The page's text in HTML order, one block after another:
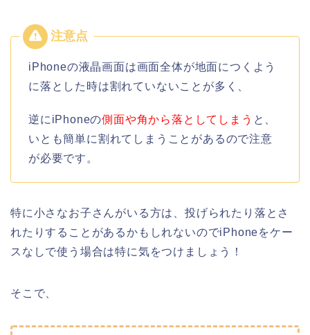
iPhoneの液晶画面は画面全体が地面につくよう
に落とした時は割れていないことが多く、
逆にiPhoneの側面や角から落としてしまう と、
いとも簡単に割れてしまうことがあるので注意
が必要です。
特に小さなお子さんがいる方は、投げられたり落とさ
れたりすることがあるかもしれないのでiPhoneをケー
スなしで使う場合は特に気をつけましょう！
そこで、